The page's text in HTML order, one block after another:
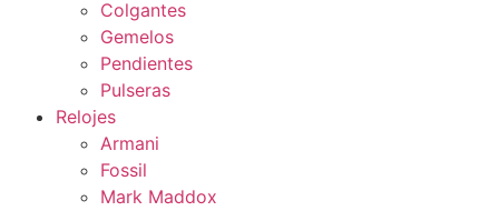
Colgantes
Gemelos
Pendientes
Pulseras
Relojes
Armani
Fossil
Mark Maddox